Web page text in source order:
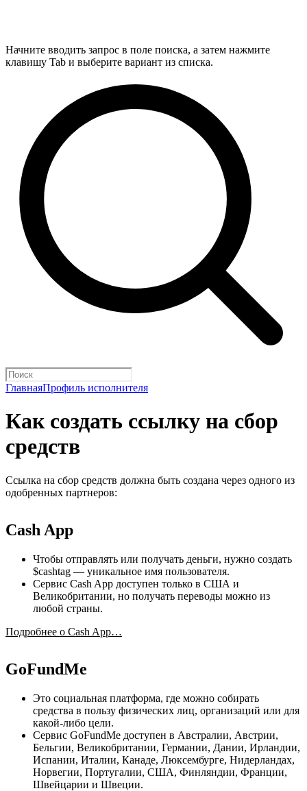
Начните вводить запрос в поле поиска, а затем нажмите
клавишу Tab и выберите вариант из списка.
ГлавнаяПрофиль исполнителя
Как создать ссылку на сбор
средств
Ссылка на сбор средств должна быть создана через одного из
одобренных партнеров:
Cash App
Чтобы отправлять или получать деньги, нужно создать
$cashtag — уникальное имя пользователя.
Сервис Cash App доступен только в США и
Великобритании, но получать переводы можно из
любой страны.
Подробнее о Cash App…
GoFundMe
Это социальная платформа, где можно собирать
средства в пользу физических лиц, организаций или для
какой-либо цели.
Сервис GoFundMe доступен в Австралии, Австрии,
Бельгии, Великобритании, Германии, Дании, Ирландии,
Испании, Италии, Канаде, Люксембурге, Нидерландах,
Норвегии, Португалии, США, Финляндии, Франции,
Швейцарии и Швеции.